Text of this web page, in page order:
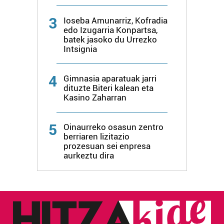
3
Ioseba Amunarriz, Kofradia
edo Izugarria Konpartsa,
batek jasoko du Urrezko
Intsignia
4
Gimnasia aparatuak jarri
dituzte Biteri kalean eta
Kasino Zaharran
5
Oinaurreko osasun zentro
berriaren lizitazio
prozesuan sei enpresa
aurkeztu dira